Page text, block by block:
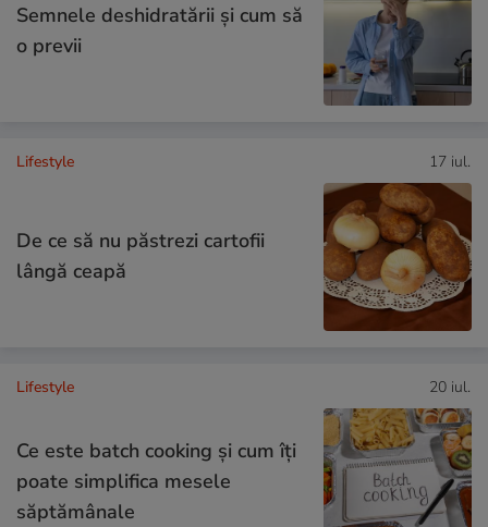
Semnele deshidratării și cum să
o previi
Lifestyle 17 iul.
De ce să nu păstrezi cartofii
lângă ceapă
Lifestyle 20 iul.
Ce este batch cooking și cum îți
poate simplifica mesele
săptămânale